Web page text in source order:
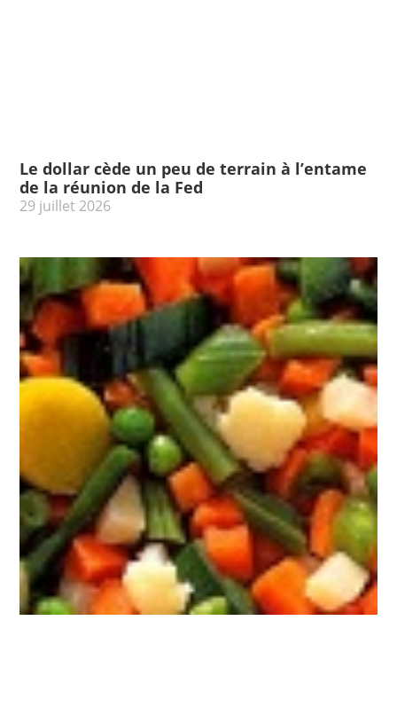
Le dollar cède un peu de terrain à l’entame
de la réunion de la Fed
29 juillet 2026